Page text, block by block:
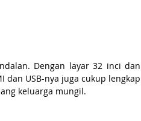
Dengan layar 32 inci dan
dan USB-nya juga cukup lengkap
keluarga mungil.